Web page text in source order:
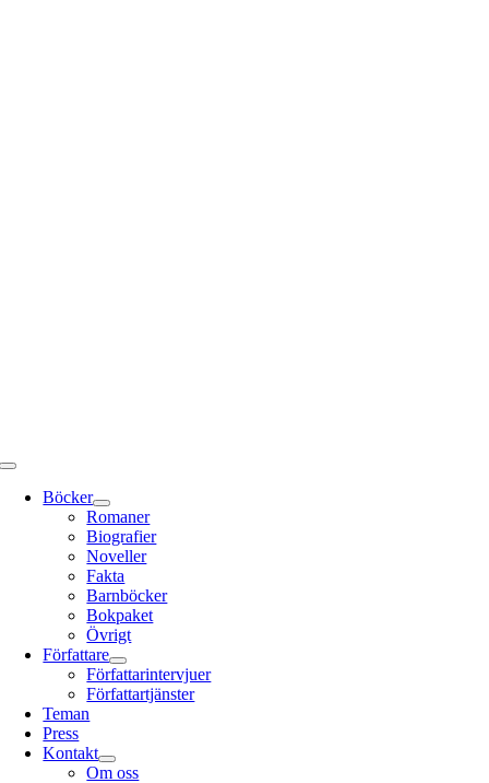
Toggle
Navigation
Böcker
Romaner
Biografier
Noveller
Fakta
Barnböcker
Bokpaket
Övrigt
Författare
Författarintervjuer
Författartjänster
Teman
Press
Kontakt
Om oss